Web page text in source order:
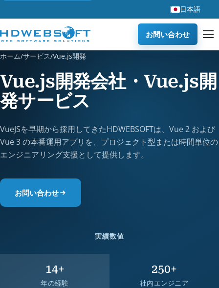
日本語
お問い合わせ
ホーム/サービス/Vue.js開発
Vue.js開発会社・Vue.js開
発サービス
VueJSを早期から採用してきたHDWEBSOFTは、Vue 2 および
Vue 3 の本番運用アプリを、プロジェクト型または時間単位の
エンジニアリング支援として提供します。
お問い合わせ
実績数値
14+
年の経験
250+
社内エンジニア